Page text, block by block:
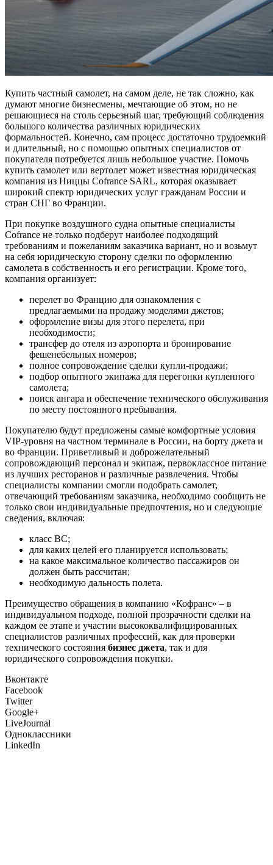
Купить частный самолет, на самом деле, не так сложно, как
думают многие бизнесмены, мечтающие об этом, но не
решающиеся на столь серьезный шаг, требующий соблюдения
большого количества различных юридических
формальностей. Конечно, сам процесс достаточно трудоемкий
и длительный, но с помощью опытных специалистов от
покупателя потребуется лишь небольшое участие. Помочь
купить самолет или вертолет может известная юридическая
компания из Ниццы Cofrance SARL, которая оказывает
широкий спектр юридических услуг гражданам России и
стран СНГ во Франции.
При покупке воздушного судна опытные специалисты
Cofrance не только подберут наиболее подходящий
требованиям и пожеланиям заказчика вариант, но и возьмут
на себя юридическую сторону сделки по оформлению
самолета в собственность и его регистрации. Кроме того,
компания организует:
перелет во Францию для ознакомления с
предлагаемыми на продажу моделями джетов;
оформление визы для этого перелета, при
необходимости;
трансфер до отеля из аэропорта и бронирование
фешенебельных номеров;
полное сопровождение сделки купли-продажи;
подбор опытного экипажа для перегонки купленного
самолета;
поиск ангара и обеспечение технического обслуживания
по месту постоянного пребывания.
Покупателю будут предложены самые комфортные условия
VIP-уровня на частном терминале в России, на борту джета и
во Франции. Приветливый и доброжелательный
сопровождающий персонал и экипаж, первоклассное питание
из лучших ресторанов и различные развлечения. Чтобы
специалисты компании смогли подобрать самолет,
отвечающий требованиям заказчика, необходимо сообщить не
только свои индивидуальные предпочтения, но и следующие
сведения, включая:
класс ВС;
для каких целей его планируется использовать;
на какое максимальное количество пассажиров он
должен быть рассчитан;
необходимую дальность полета.
Преимущество обращения в компанию «Кофранс» – в
индивидуальном подходе, полной прозрачности сделки на
каждом ее этапе и участии высококвалифицированных
специалистов различных профессий, как для проверки
технического состояния бизнес джета, так и для
юридического сопровождения покупки.
Вконтакте
Facebook
Twitter
Google+
LiveJournal
Одноклассники
LinkedIn